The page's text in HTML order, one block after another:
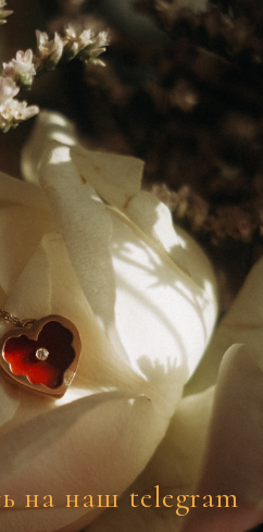
на наш telegram